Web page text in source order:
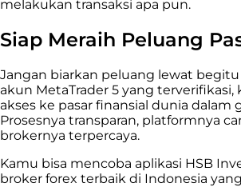
melakukan transaksi apa pun.
Siap Meraih Peluang
Jangan biarkan peluang lewat begitu
akun MetaTrader 5 yang
akses ke pasar finansial dunia dalam
Prosesnya transparan, platformnya
brokernya terpercaya.
Kamu bisa mencoba aplikasi HSB
broker forex terbaik di Indonesia